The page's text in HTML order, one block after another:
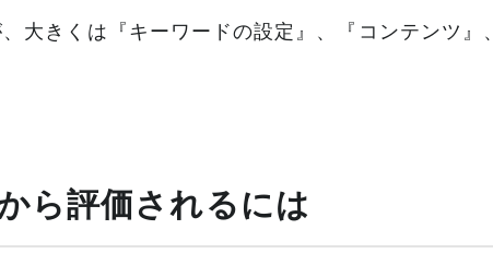
大きくは『キーワードの設定』、『コンテンツ
ら評価されるには